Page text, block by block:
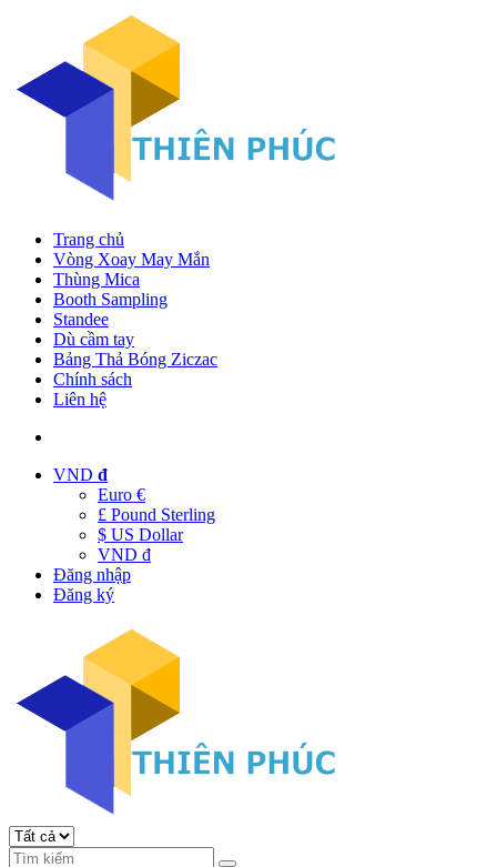
Trang chủ
Vòng Xoay May Mắn
Thùng Mica
Booth Sampling
Standee
Dù cầm tay
Bảng Thả Bóng Ziczac
Chính sách
Liên hệ
VND đ
Euro €
£ Pound Sterling
$ US Dollar
VND đ
Đăng nhập
Đăng ký